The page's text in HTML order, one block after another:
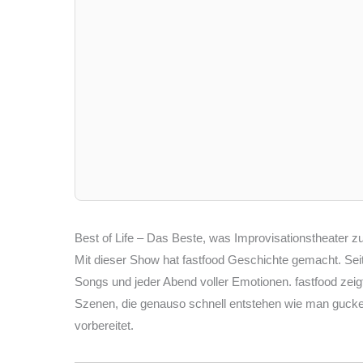
Best of Life – Das Beste, was Improvisationstheater
Mit dieser Show hat fastfood Geschichte gemacht.
Songs und jeder Abend voller Emotionen. fastfood
Szenen, die genauso schnell entstehen wie man
vorbereitet.